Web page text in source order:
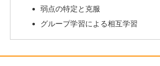
弱点の特定と克服
グループ学習による相互学習